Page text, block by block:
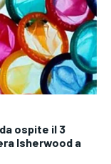
ospite il 3
Isherwood a